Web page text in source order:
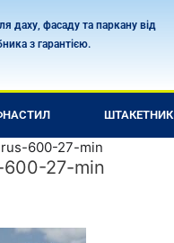
даху, фасаду та паркану від
з гарантією.
ШТАКЕТНИК
600-27-min
27-min